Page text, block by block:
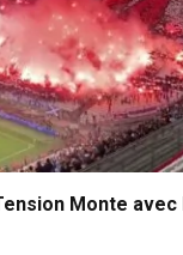
Monte avec